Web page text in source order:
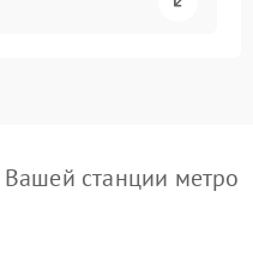
станции метро